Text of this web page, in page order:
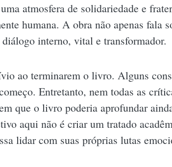
atmosfera de solidariedade e
humana. A obra não apenas fala
interno, vital e transformador.
ao terminarem o livro. Alguns
Entretanto, nem todas as
que o livro poderia aprofundar
aqui não é criar um tratado
lidar com suas próprias lutas